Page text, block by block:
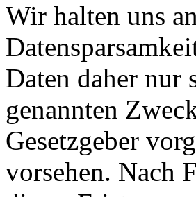
Wir halten uns
Daten daher nur
genannten
Gesetzgeber
vorsehen. Nach